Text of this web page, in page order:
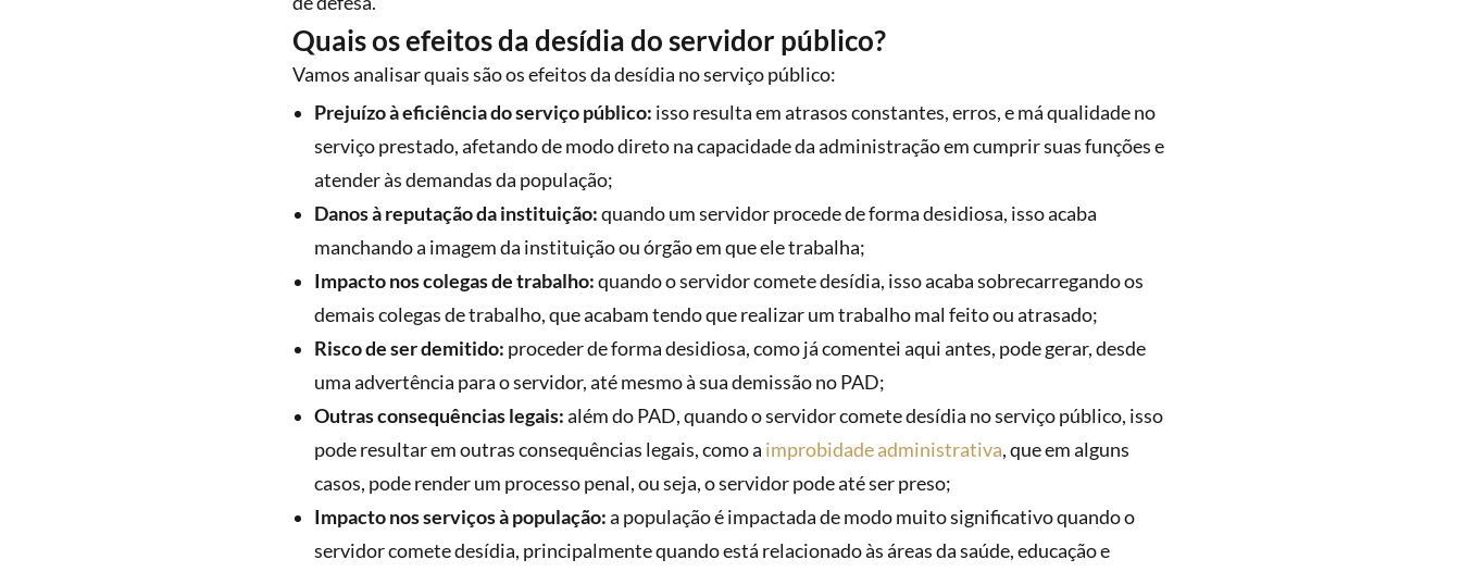
Quais os efeitos da desídia do servidor público?
Vamos analisar quais são os efeitos da desídia no serviço público:
Prejuízo à eficiência do serviço público: isso resulta em atrasos constantes, erros, e má qualidade no
serviço prestado, afetando de modo direto na capacidade da administração em cumprir suas funções e
atender às demandas da população;
Danos à reputação da instituição:quando um servidor procede de forma desidiosa, isso acaba
manchando a imagem da instituição ou órgão em que ele trabalha;
Impacto nos colegas de trabalho:quando o servidor comete desídia, isso acaba sobrecarregando os
demais colegas de trabalho, que acabam tendo que realizar um trabalho mal feito ou atrasado;
Risco de ser demitido: proceder de forma desidiosa, como já comentei aqui antes, pode gerar, desde
uma advertência para o servidor, até mesmo à sua demissão no PAD;
Outras consequências legais:além do PAD, quando o servidor comete desídia no serviço público, isso
pode resultar em outras consequências legais, como a improbidade administrativa, que em alguns
casos, pode render um processo penal, ou seja, o servidor pode até ser preso;
Impacto nos serviços à população:a população é impactada de modo muito significativo quando o
servidor comete desídia, principalmente quando está relacionado às áreas da saúde, educação e